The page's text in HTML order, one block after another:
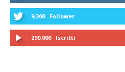
9,300 Follower
290,000 Iscritti